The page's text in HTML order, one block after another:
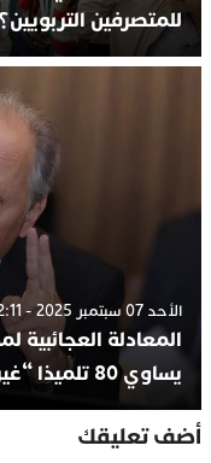
للمتصرفين التربويين؟
الأحد 07 سبتمبر 2025 - 12:11
المعادلة العجائبية
يساوي 80 تلميذا “غير رائد”
أضف تعليقك